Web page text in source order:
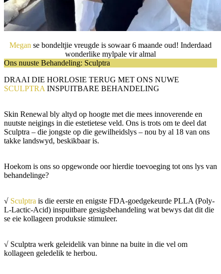
Megan se bondeltjie vreugde is sowaar 6 maande oud! Inderdaad
wonderlike mylpale vir almal
Ons nuuste Behandeling: Sculptra
DRAAI DIE HORLOSIE TERUG MET ONS NUWE
SCULPTRA INSPUITBARE BEHANDELING
Skin Renewal bly altyd op hoogte met die mees innoverende en
nuutste neigings in die estetietese veld. Ons is trots om te deel dat
Sculptra – die jongste op die gewilheidslys – nou by al 18 van ons
takke landswyd, beskikbaar is.
Hoekom is ons so opgewonde oor hierdie toevoeging tot ons lys van
behandelinge?
√ Sculptra is die eerste en enigste FDA-goedgekeurde PLLA (Poly-
L-Lactic-Acid) inspuitbare gesigsbehandeling wat bewys dat dit die
se eie kollageen produksie stimuleer.
√ Sculptra werk geleidelik van binne na buite in die vel om
kollageen geledelik te herbou.